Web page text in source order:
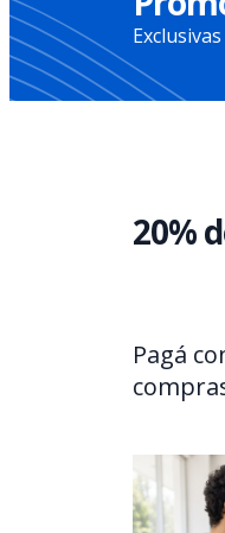
Exclusivas
20%
Pagá